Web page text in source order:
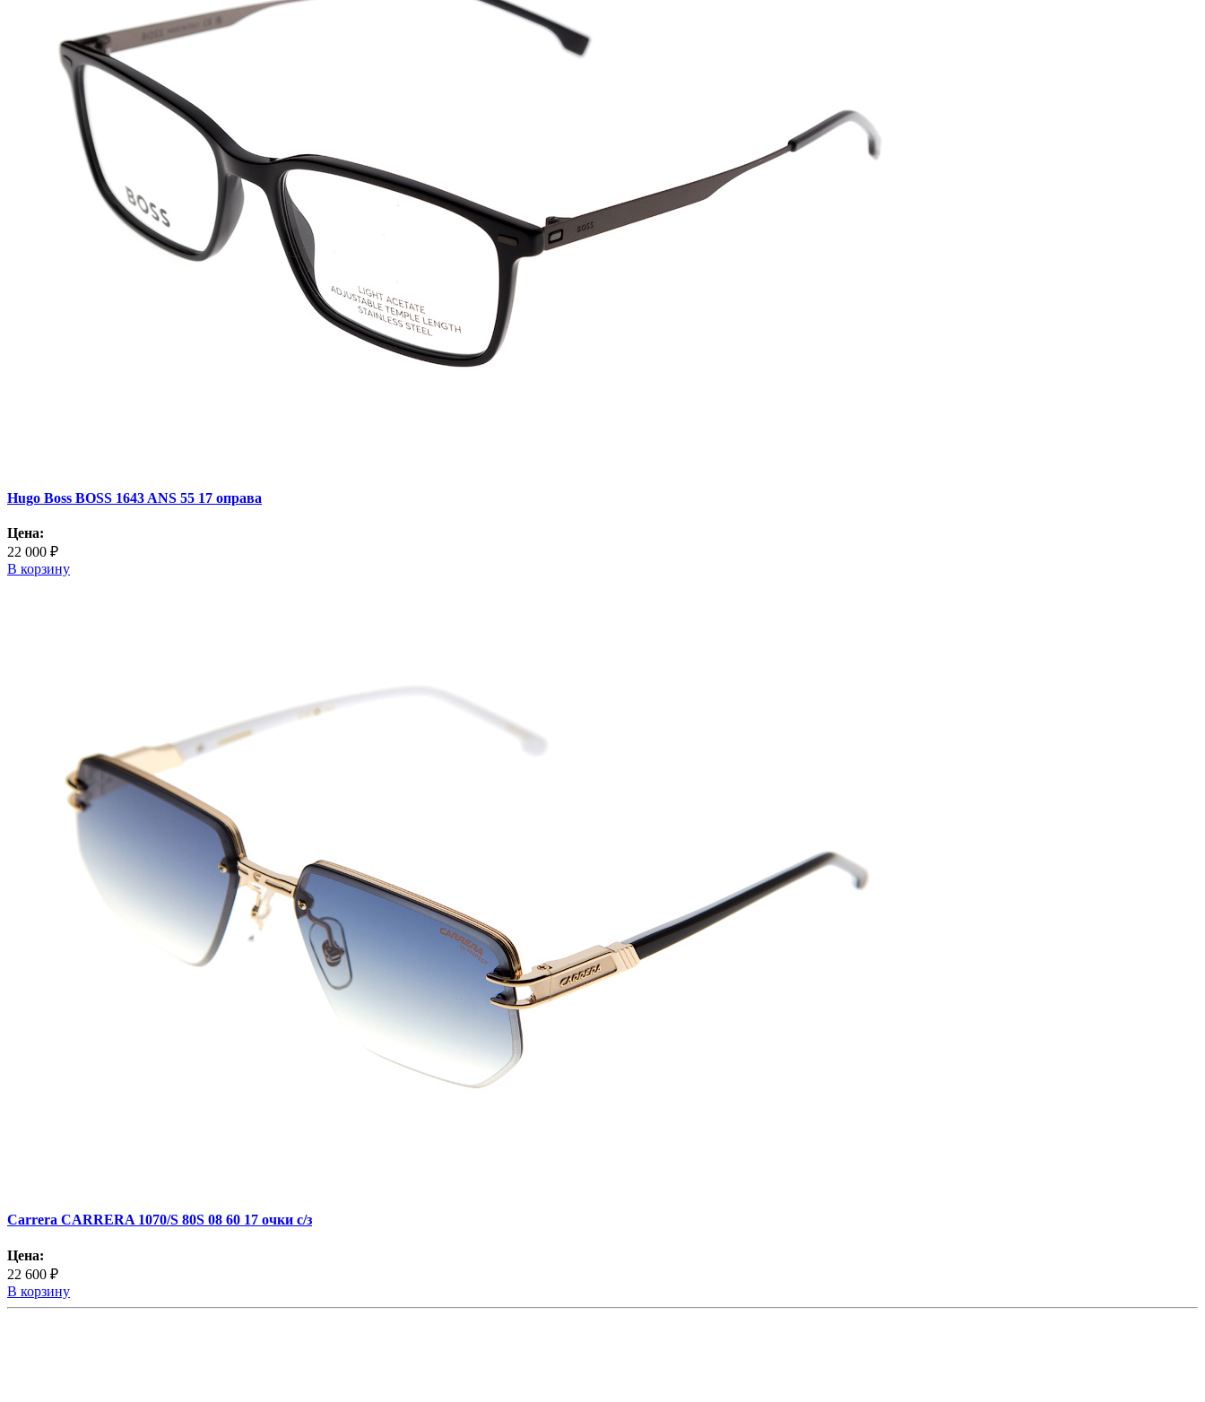
Hugo Boss BOSS 1643 ANS 55 17 оправа
Цена:
22 000 ₽
В корзину
Carrera CARRERA 1070/S 80S 08 60 17 очки с/з
Цена:
22 600 ₽
В корзину